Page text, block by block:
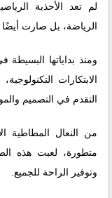
لم تعد الأحذية
الرياضة، بل صارت أيضًا
ومنذ بداياتها
الابتكارات
التقدم في التصميم
من النعال المطاطية
متطورة، لعبت هذه
وتوفير الراحة للجميع.